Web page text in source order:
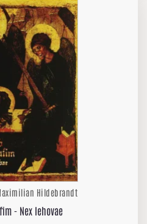
Hildebrandt
- Nex Iehovae